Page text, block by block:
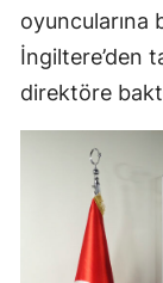
oyuncularına
İngiltere’den
direktöre